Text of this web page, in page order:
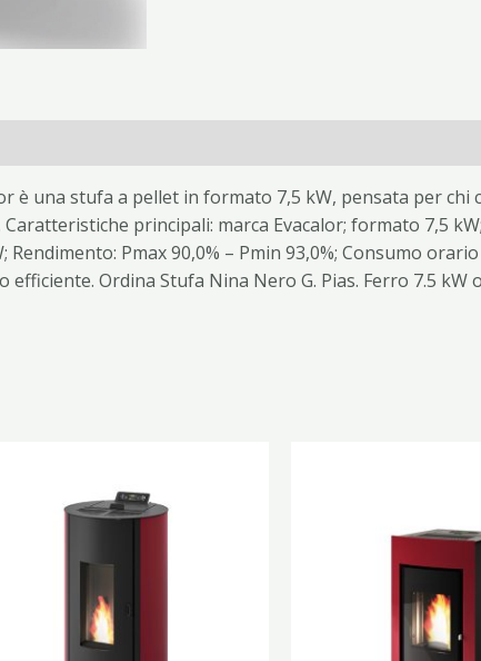
è una stufa a pellet in formato 7,5 kW, pensata per
principali: marca Evacalor; formato 7,5
Rendimento: Pmax 90,0% – Pmin 93,0%; Consumo
Ordina Stufa Nina Nero G. Pias. Ferro 7.5 kW